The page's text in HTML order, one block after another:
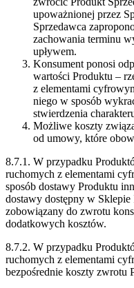
upoważnionej przez
Sprzedawca
zachowania terminu
upływem.
Konsument ponosi
wartości Produktu –
z elementami
niego w sposób
stwierdzenia
Możliwe koszty
od umowy, które
8.7.1. W przypadku
ruchomych z elementami
sposób dostawy Produktu
dostawy dostępny w
zobowiązany do zwrotu
dodatkowych kosztów.
8.7.2. W przypadku
ruchomych z elementami
bezpośrednie koszty zwrotu